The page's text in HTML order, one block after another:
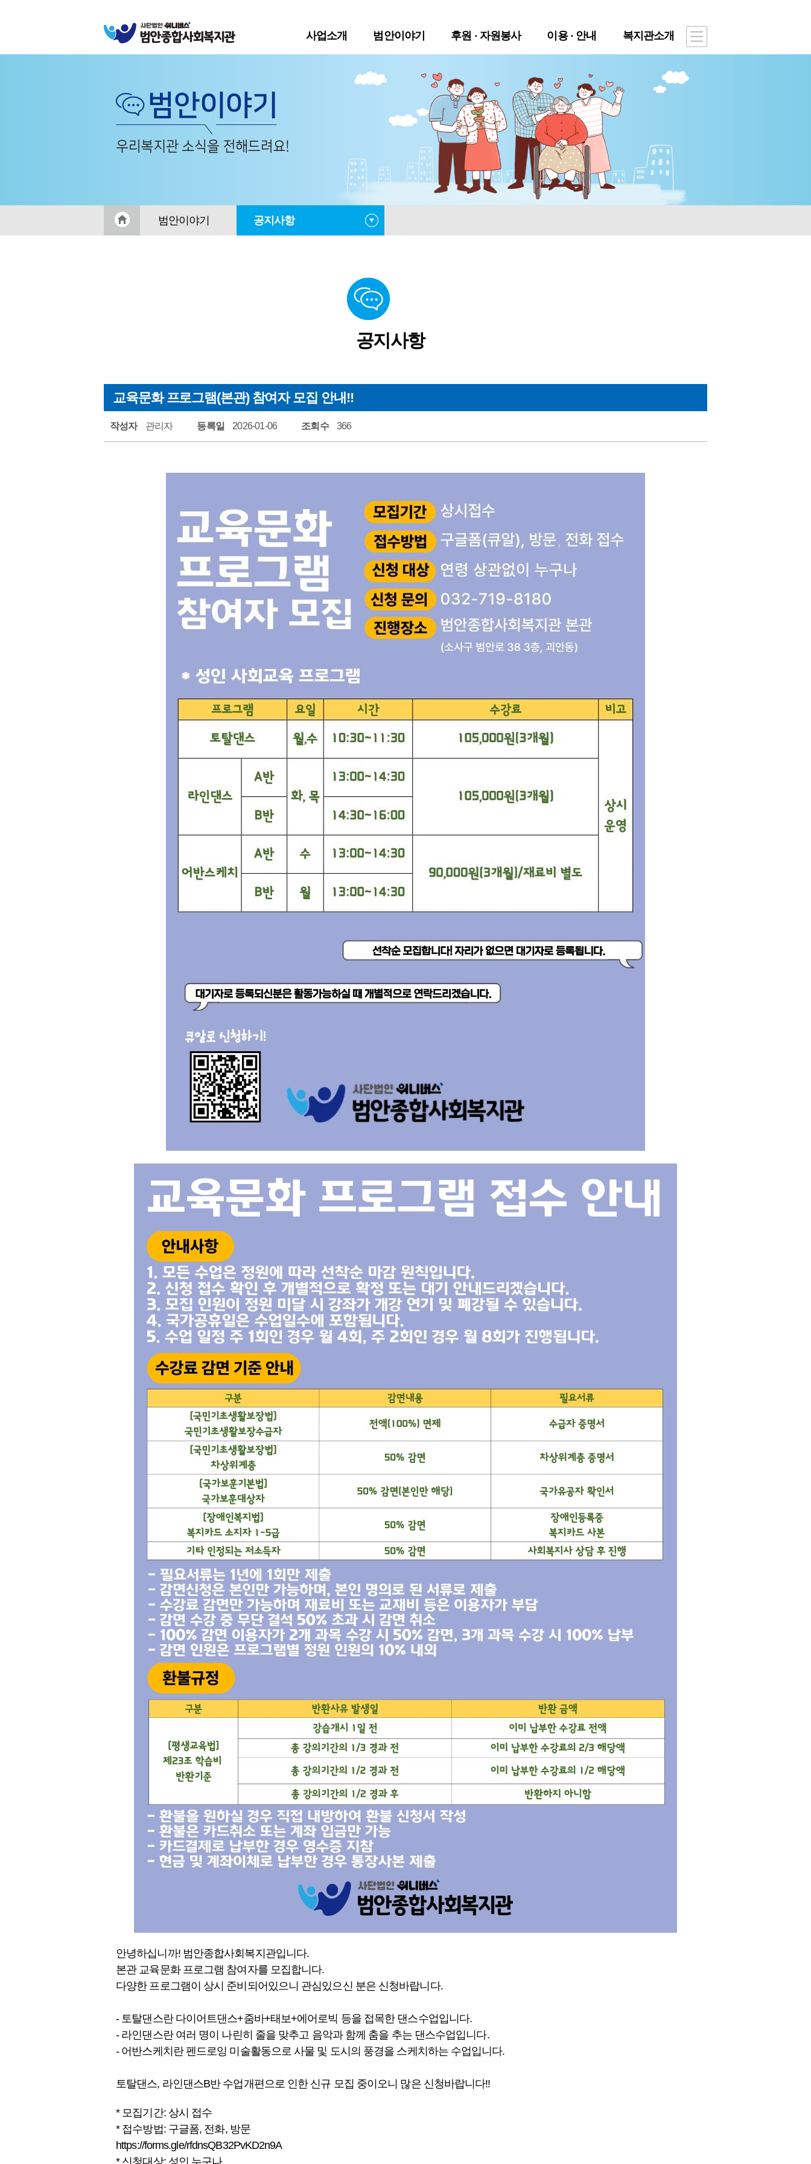
사업소개 범안이야기 후원 · 자원봉사 이용 · 안내 복지관소개
범안이야기 공지사항
공지사항
교육문화 프로그램(본관) 참여자 모집 안내!!
작성자 관리자 등록일 2026-01-06 조회수 366
안녕하십니까! 범안종합사회복지관입니다.
본관 교육문화 프로그램 참여자를 모집합니다.
다양한 프로그램이 상시 준비되어있으니 관심있으신 분은 신청바랍니다.
- 토탈댄스란 다이어트댄스+줌바+태보+에어로빅 등을 접목한 댄스수업입니다.
- 라인댄스란 여러 명이 나린히 줄을 맞추고 음악과 함께 춤을 추는 댄스수업입니다.
- 어반스케치란 펜드로잉 미술활동으로 사물 및 도시의 풍경을 스케치하는 수업입니다.
토탈댄스, 라인댄스B반 수업개편으로 인한 신규 모집 중이오니 많은 신청바랍니다!!
* 모집기간: 상시 접수
* 접수방법: 구글폼, 전화, 방문
https://forms.gle/rfdnsQB32PvKD2n9A
* 신청대상: 성인 누구나